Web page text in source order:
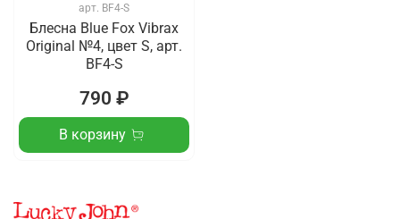
арт. BF4-S
Блесна Blue Fox Vibrax
Original №4, цвет S, арт.
BF4-S
790 ₽
В корзину